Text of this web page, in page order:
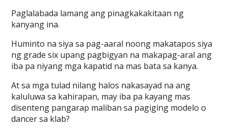
Paglalabada lamang ang pinagkakakitaan ng
kanyang ina.
Huminto na siya sa pag-aaral noong makatapos siya
ng grade six upang pagbigyan na makapag-aral ang
iba pa niyang mga kapatid na mas bata sa kanya.
At sa mga tulad nilang halos nakasayad na ang
kaluluwa sa kahirapan, may iba pa kayang mas
disenteng pangarap maliban sa pagiging modelo o
dancer sa klab?